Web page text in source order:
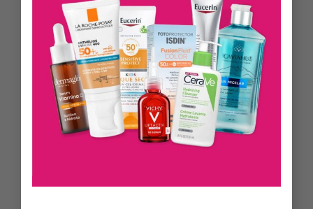
glicerina para hidratar y fortalecer la barrera cutánea.
Además de su efectividad a la hora de potenciar la curación,
también acondiciona y calma la piel y tiene una eficacia
clínicamente comprobada en el tratamiento de la piel seca,
agrietada, desescamada o irritada tras un tratamiento
dermatológico superficial como la laserterapia, el peeling
químico o la dermoabrasión. También se recomienda para el
cuidado de la piel en la xerosis, en la piel seca de origen
ocupacional. Además es lo bastante suave como para
irritaciones del pañal. Sólo tiene un número mínimo de